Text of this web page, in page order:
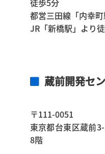
徒歩5分
都営三田線「内幸
JR「新橋駅」より
蔵前開発セ
〒111-0051
東京都台東区蔵前
8階